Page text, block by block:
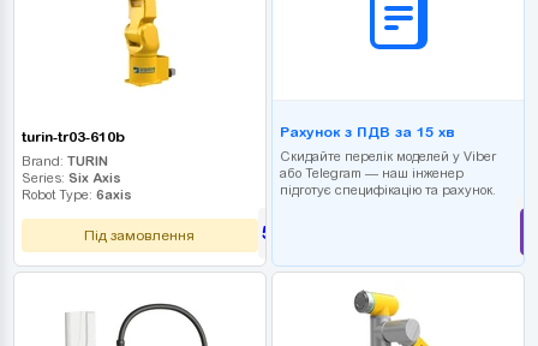
turin-tr03-610b
Brand: TURIN
Series: Six Axis
Robot Type: 6axis
Під замовлення 585 000
Рахунок з ПДВ за 15 хв
Скидайте перелік моделей у Viber
або Telegram — наш інженер
підготує специфікацію та рахунок.